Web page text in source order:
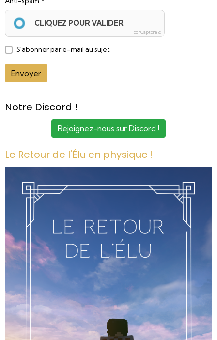
CLIQUEZ POUR VALIDER
IconCaptcha ©
S'abonner par e-mail au sujet
Envoyer
Notre Discord !
Rejoignez-nous sur Discord !
Le Retour de l'Élu en physique !